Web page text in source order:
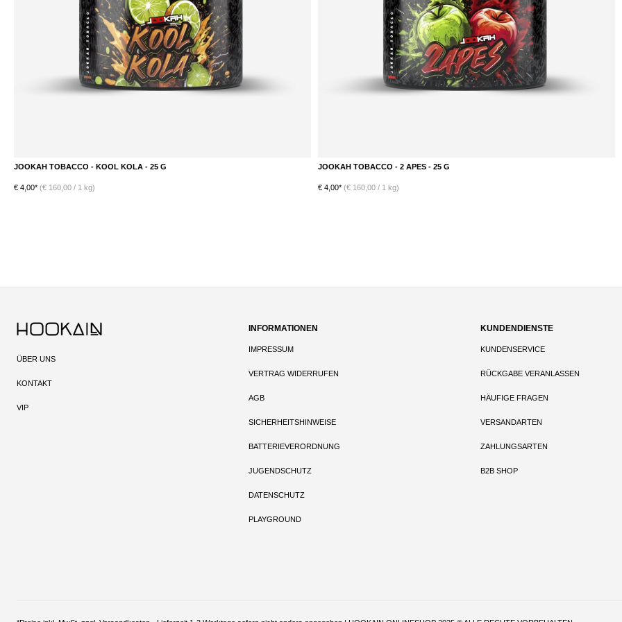
JOOKAH TOBACCO - KOOL KOLA - 25 G
€ 4,00* (€ 160,00 / 1 kg)
DETAILS
JOOKAH TOBACCO - 2 APES - 25 G
€ 4,00* (€ 160,00 / 1 kg)
ÜBER UNS
KONTAKT
VIP
INFORMATIONEN
IMPRESSUM
VERTRAG WIDERRUFEN
AGB
SICHERHEITSHINWEISE
BATTERIEVERORDNUNG
JUGENDSCHUTZ
DATENSCHUTZ
PLAYGROUND
KUNDENDIENSTE
KUNDENSERVICE
RÜCKGABE VERANLASSEN
HÄUFIGE FRAGEN
VERSANDARTEN
ZAHLUNGSARTEN
B2B SHOP